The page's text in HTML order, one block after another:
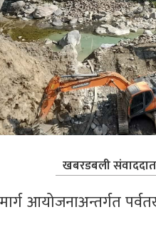
खबरडबली
आयोजनाअन्तर्गत